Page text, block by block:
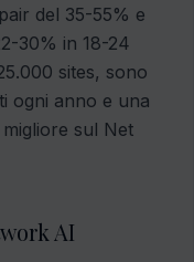
del 35-55% e
30% in 18-24
sites, sono
ogni anno e una
sul Net
AI